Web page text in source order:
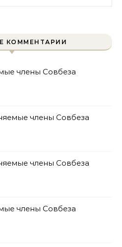
КОММЕНТАРИИ
члены Совбеза
члены Совбеза
члены Совбеза
члены Совбеза